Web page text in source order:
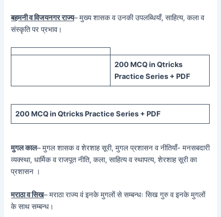
बहमनी व विजयनगर राज्य– मुख्य शासक व उनकी उपलब्धियाँ, साहित्य, कला व
संस्कृति पर प्रभाव।
200 MCQ in Qtricks
Practice Series + PDF
200 MCQ in Qtricks Practice Series + PDF
मुगल काल– मुगल शासक व शेरशाह सूरी, मुगल प्रशासन व नीतियाँ- मनसबदारी
व्यक्स्था, धार्मिक व राजपूत नीति, कला, साहित्य व स्थापत्य, शेरशाह सूरी का
प्रशासन ।
मराठा व सिख– मराठा राज्य वं इनके मुगलों से सम्बन्धः सिख गुरु व इनके मुगलों
के साथ सम्बन्ध।